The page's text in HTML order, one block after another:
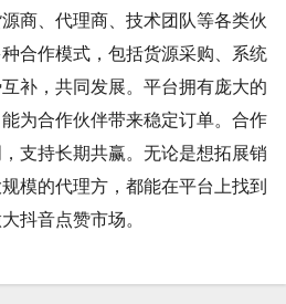
商、代理商、技术团队等各类伙
合作模式，包括货源采购、系统
补，共同发展。平台拥有庞大的
为合作伙伴带来稳定订单。合作
支持长期共赢。无论是想拓展销
模的代理方，都能在平台上找到
抖音点赞市场。